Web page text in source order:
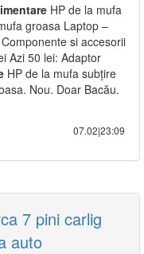
HP de la mufa
groasa Laptop –
si accesorii
Azi 50 lei: Adaptor
HP de la mufa subțire
Nou. Doar Bacău.
07.02|23:09
7 pini carlig
auto